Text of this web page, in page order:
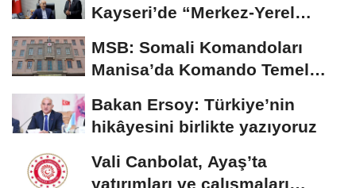
Kayseri’de “Merkez-Yerel
MSB: Somali Komandoları
Manisa’da Komando Temel
Bakan Ersoy: Türkiye’nin
hikâyesini birlikte yazıyoruz
Vali Canbolat, Ayaş’ta
yatırımları ve çalışmaları